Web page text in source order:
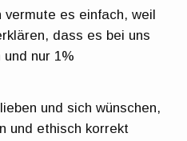
es einfach, weil
dass es bei uns
nur 1%
und sich wünschen,
und ethisch korrekt